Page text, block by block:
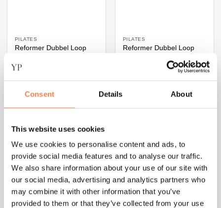
Consent Details About
This website uses cookies
We use cookies to personalise content and ads, to
provide social media features and to analyse our traffic.
We also share information about your use of our site with
our social media, advertising and analytics partners who
may combine it with other information that you’ve
provided to them or that they’ve collected from your use
PILATES
Reformer Dubbel Loop
SoftTouch™- Balanced
Body
€71,89
TOEVOEGEN AAN
WINKELWAGEN
PILATES
Reformer Dubbel Loop
Balanced Body
€64,70
TOEVOEGEN AAN
WINKELWAGEN